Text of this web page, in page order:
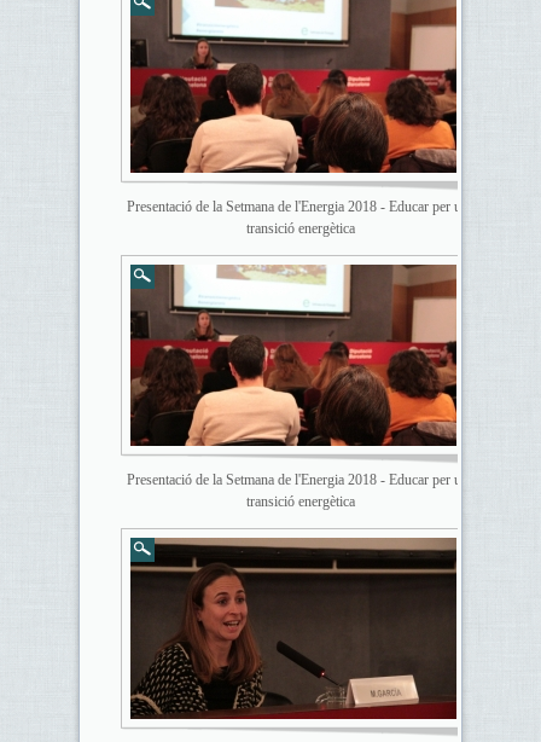
Presentació de la Setmana de l'Energia 2018 - Educar per una
transició energètica
Presentació de la Setmana de l'Energia 2018 - Educar per una
transició energètica